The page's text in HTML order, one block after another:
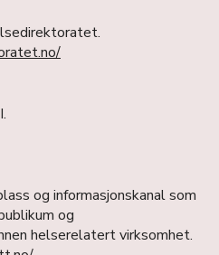
og informasjonskanal som
og
helserelatert virksomhet.